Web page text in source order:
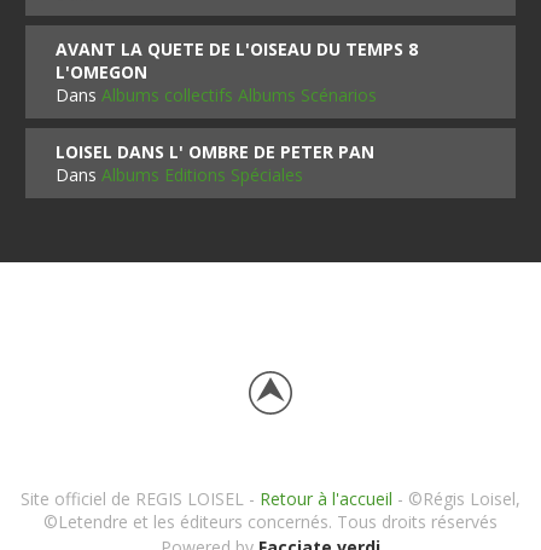
AVANT LA QUETE DE L'OISEAU DU TEMPS 8
L'OMEGON
DansAlbums collectifs Albums Scénarios
LOISEL DANS L' OMBRE DE PETER PAN
DansAlbums Editions Spéciales
Site officiel de REGIS LOISEL - Retour à l'accueil - ©Régis Loisel,
©Letendre et les éditeurs concernés. Tous droits réservés